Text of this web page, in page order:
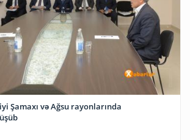
Şamaxı və Ağsu rayonlarında